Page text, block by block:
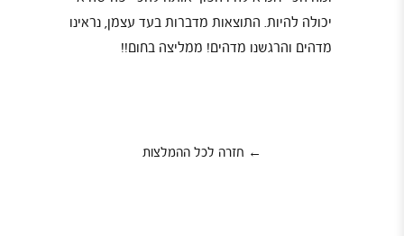
יכולה להיות. התוצאות מדברות בעד עצמן, נראינו
מדהים והרגשנו מדהים! ממליצה בחום!!
← חזרה לכל ההמלצות